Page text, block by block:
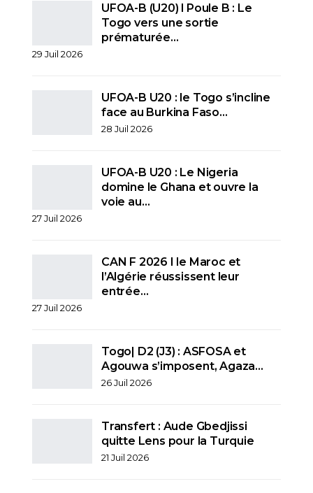
UFOA-B (U20) l Poule B : Le
Togo vers une sortie
prématurée…
29 Juil 2026
UFOA-B U20 : le Togo s’incline
face au Burkina Faso…
28 Juil 2026
UFOA-B U20 : Le Nigeria
domine le Ghana et ouvre la
voie au…
27 Juil 2026
CAN F 2026 I le Maroc et
l’Algérie réussissent leur
entrée…
27 Juil 2026
Togo| D2 (J3) : ASFOSA et
Agouwa s’imposent, Agaza…
26 Juil 2026
Transfert : Aude Gbedjissi
quitte Lens pour la Turquie
21 Juil 2026